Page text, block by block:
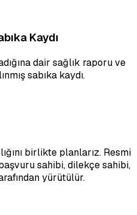
Kaydı
dair sağlık raporu ve
sabıka kaydı.
birlikte planlarız. Resmi
sahibi, dilekçe sahibi,
yürütülür.